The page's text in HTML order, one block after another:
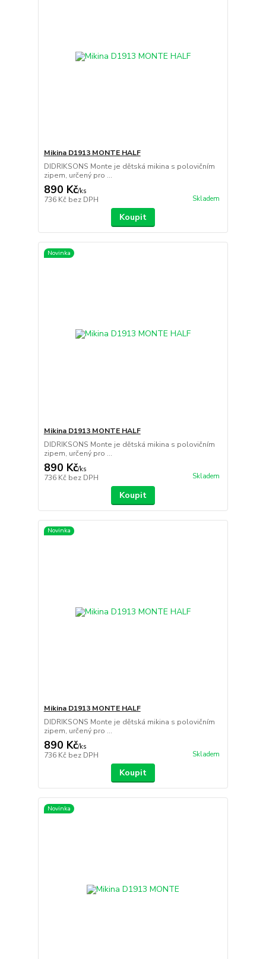
Mikina D1913 MONTE HALF
DIDRIKSONS Monte je dětská mikina s polovičním
zipem, určený pro ...
890 Kč/ks
736 Kč bez DPH Skladem
Koupit
Novinka
Mikina D1913 MONTE HALF
DIDRIKSONS Monte je dětská mikina s polovičním
zipem, určený pro ...
890 Kč/ks
736 Kč bez DPH Skladem
Koupit
Novinka
Mikina D1913 MONTE HALF
DIDRIKSONS Monte je dětská mikina s polovičním
zipem, určený pro ...
890 Kč/ks
736 Kč bez DPH Skladem
Koupit
Novinka